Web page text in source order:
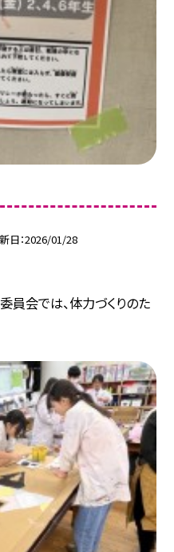
日 2026/01/28
員会では、体力づくりのた